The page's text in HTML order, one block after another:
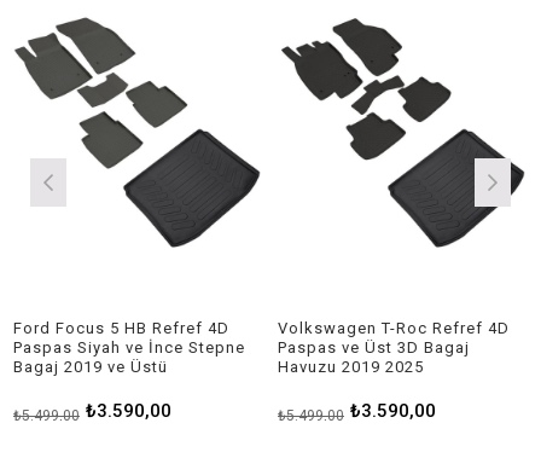
Ford Focus 5 HB Refref 4D
Paspas Siyah ve İnce Stepne
Bagaj 2019 ve Üstü
₺3.590,00
₺5.499,00
Volkswagen T-Roc Refref 4D
Paspas ve Üst 3D Bagaj
Havuzu 2019 2025
₺3.590,00
₺5.499,00